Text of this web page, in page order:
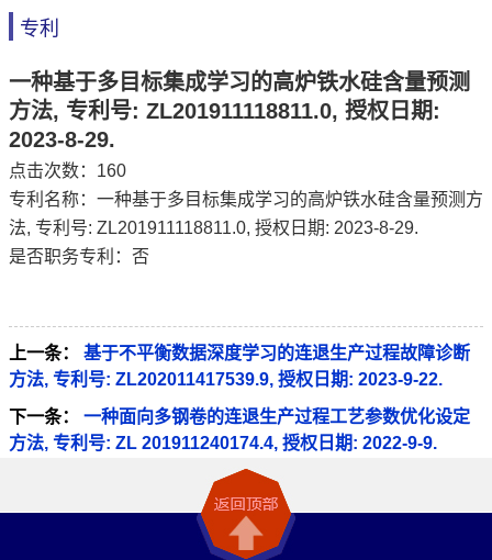
专利
一种基于多目标集成学习的高炉铁水硅含量预测
方法, 专利号: ZL201911118811.0, 授权日期:
2023-8-29.
点击次数： 160
专利名称：一种基于多目标集成学习的高炉铁水硅含量预测方
法, 专利号: ZL201911118811.0, 授权日期: 2023-8-29.
是否职务专利：否
上一条：
基于不平衡数据深度学习的连退生产过程故障诊断
方法, 专利号: ZL202011417539.9, 授权日期: 2023-9-22.
下一条：
一种面向多钢卷的连退生产过程工艺参数优化设定
方法, 专利号: ZL 201911240174.4, 授权日期: 2022-9-9.